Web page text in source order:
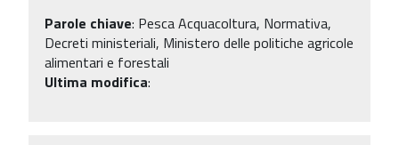
Parole chiave: Pesca Acquacoltura, Normativa,
Decreti ministeriali, Ministero delle politiche agricole
alimentari e forestali
Ultima modifica: